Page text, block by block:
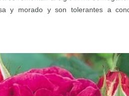
y morado y son tolerantes a